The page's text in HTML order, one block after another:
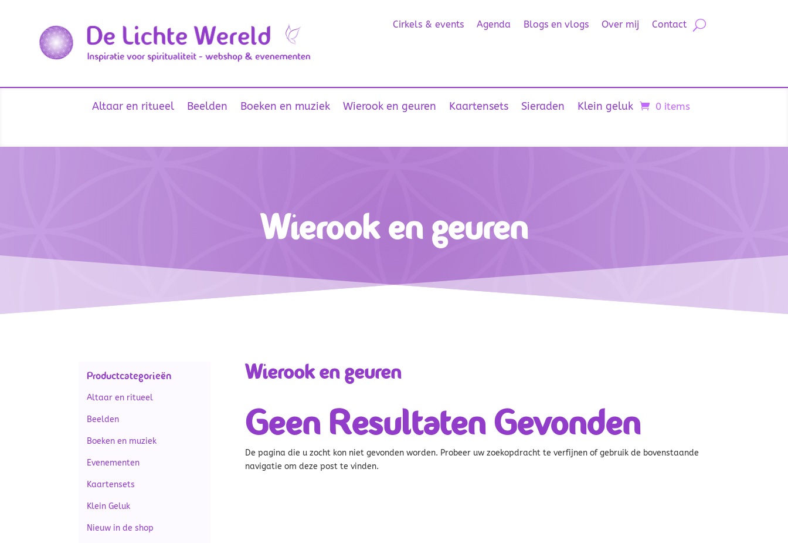
Cirkels & events Agenda Blogs en vlogs Over mij Contact
Altaar en ritueel Beelden Boeken en muziek Wierook en geuren Kaartensets Sieraden Klein geluk 0 items
Wierook en geuren
Productcategorieën
Altaar en ritueel
Beelden
Boeken en muziek
Evenementen
Kaartensets
Klein Geluk
Nieuw in de shop
Wierook en geuren
Geen Resultaten Gevonden
De pagina die u zocht kon niet gevonden worden. Probeer uw zoekopdracht te verfijnen of gebruik de bovenstaande
navigatie om deze post te vinden.